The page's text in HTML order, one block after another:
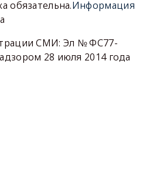
обязательна.Информация
СМИ: Эл № ФС77-
28 июля 2014 года